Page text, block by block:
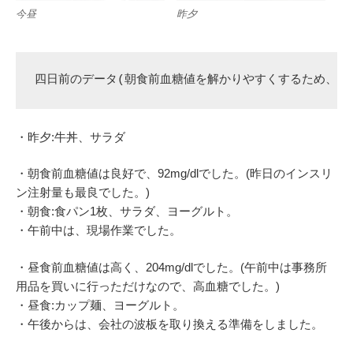
今昼 昨夕
四日前のデータ(朝食前血糖値を解かりやすくするため、
・昨夕:牛丼、サラダ
・朝食前血糖値は良好で、92mg/dlでした。(昨日のインスリ
ン注射量も最良でした。)
・朝食:食パン1枚、サラダ、ヨーグルト。
・午前中は、現場作業でした。
・昼食前血糖値は高く、204mg/dlでした。(午前中は事務所
用品を買いに行っただけなので、高血糖でした。)
・昼食:カップ麺、ヨーグルト。
・午後からは、会社の波板を取り換える準備をしました。